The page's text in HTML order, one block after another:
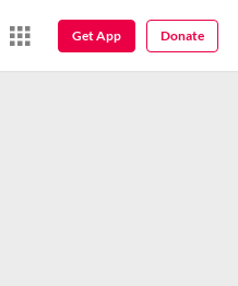
Get App Donate